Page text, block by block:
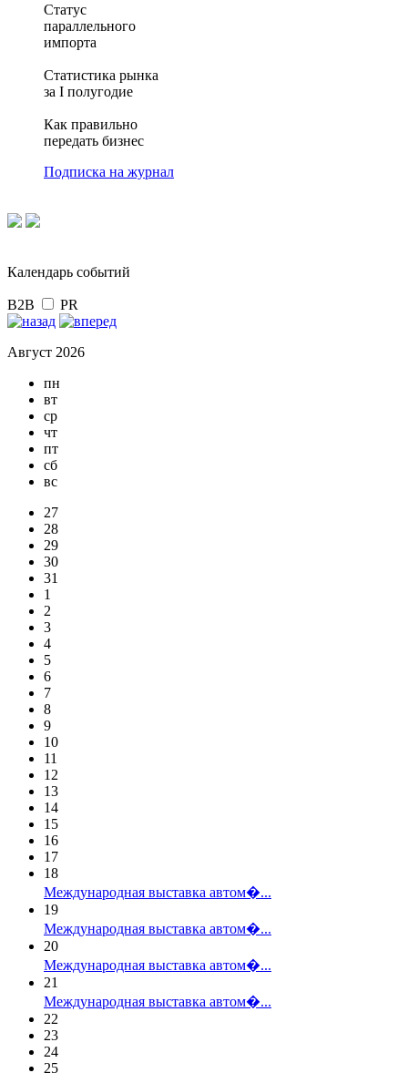
Статус
параллельного
импорта
Статистика рынка
за I полугодие
Как правильно
передать бизнес
Подписка на журнал
Календарь событий
B2B PR
Август 2026
пн
вт
ср
чт
пт
сб
вс
27
28
29
30
31
1
2
3
4
5
6
7
8
9
10
11
12
13
14
15
16
17
18
Международная выставка автом�...
19
Международная выставка автом�...
20
Международная выставка автом�...
21
Международная выставка автом�...
22
23
24
25